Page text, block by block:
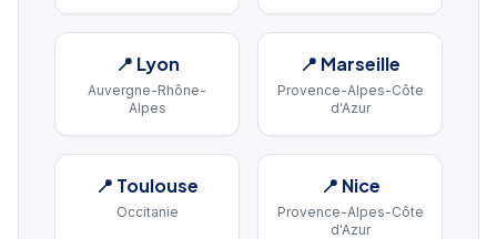
📍 Lyon
Auvergne-Rhône-
Alpes
📍 Marseille
Provence-Alpes-Côte
d'Azur
📍 Toulouse
Occitanie
📍 Nice
Provence-Alpes-Côte
d'Azur